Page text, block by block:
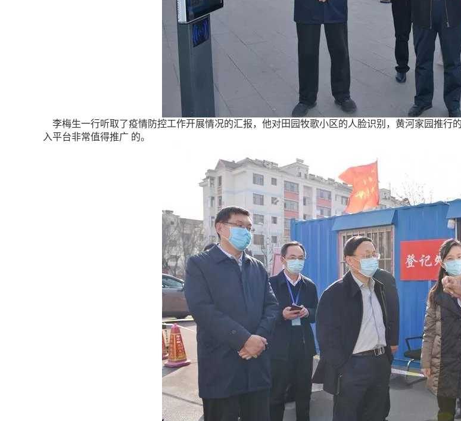
李梅生一行听取了疫情防控工作开展情况的汇报，他对田园牧歌小区的人脸识别，黄河家园推行
入平台非常值得推广 的。